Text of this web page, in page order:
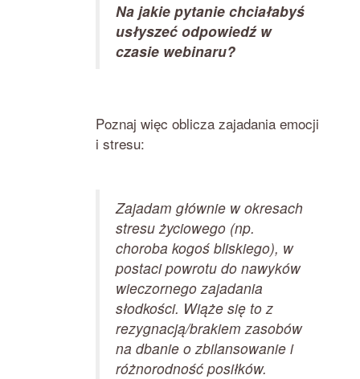
Na jakie pytanie chciałabyś
usłyszeć odpowiedź w
czasie webinaru?
Poznaj więc oblicza zajadania emocji
i stresu:
Zajadam głównie w okresach
stresu życiowego (np.
choroba kogoś bliskiego), w
postaci powrotu do nawyków
wieczornego zajadania
słodkości. Wiąże się to z
rezygnacją/brakiem zasobów
na dbanie o zbilansowanie i
różnorodność posiłków.